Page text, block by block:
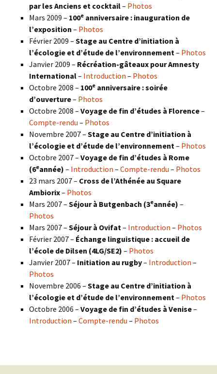
par les Anciens et cocktail– Photos
Mars 2009 – 100e anniversaire : inauguration de
l’exposition – Photos
Février 2009 – Stage au Centre d’initiation à
l’écologie et d’étude de l’environnement– Photos
Janvier 2009 – Récréation-gâteaux pour Amnesty
International– Introduction – Photos
Octobre 2008 – 100e anniversaire : soirée
d’ouverture– Photos
Octobre 2008 – Voyage de fin d’études à Florence–
Compte-rendu – Photos
Novembre 2007 – Stage au Centre d’initiation à
l’écologie et d’étude de l’environnement– Photos
Octobre 2007 – Voyage de fin d’études à Rome
(6eannée) – Introduction – Compte-rendu – Photos
23 mars 2007 – Cross de l’Athénée au Square
Ambiorix– Photos
Mars 2007 – Séjour à Butgenbach (3eannée) –
Photos
Mars 2007 – Séjour à Ovifat– Introduction – Photos
Février 2007 – Échange linguistique : accueil de
l’école de Dilsen (4LG/SE2) – Photos
Janvier 2007 – Initiation au rugby– Introduction –
Photos
Novembre 2006 – Stage au Centre d’initiation à
l’écologie et d’étude de l’environnement– Photos
Octobre 2006 – Voyage de fin d’études à Venise–
Introduction – Compte-rendu – Photos